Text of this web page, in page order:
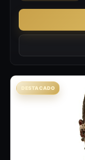
DESTACADO